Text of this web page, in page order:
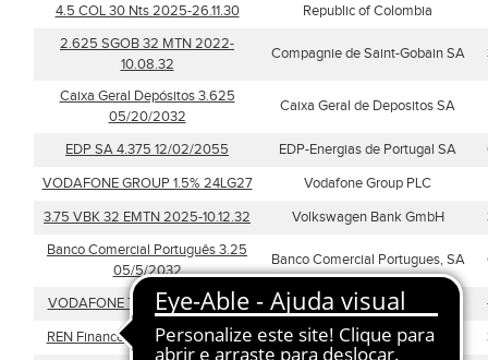
4.5 COL 30 Nts 2025-26.11.30
Republic of Colombia
2.625 SGOB 32 MTN 2022-
10.08.32
Compagnie de Saint-Gobain SA
Caixa Geral Depósitos 3.625
05/20/2032
Caixa Geral de Depositos SA
EDP SA 4.375 12/02/2055 EDP-Energias de Portugal SA
VODAFONE GROUP 1.5% 24LG27
Vodafone Group PLC
3.75 VBK 32 EMTN 2025-10.12.32
Volkswagen Bank GmbH
Banco Comercial Português 3.25
05/5/2032
Banco Comercial Portugues, SA
VODAFONE TF 2,2% AG26 EUR Vodafone Group PLC
REN Finance BV 3.5 02/27/2032
REN Finance B.V.